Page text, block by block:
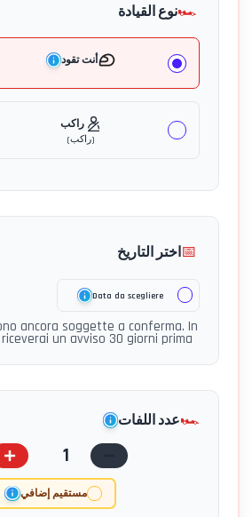
🏎️نوع القيادة
أنت تقود
راكب
(راكب)
📅اختر التاريخ
Data da scegliere
ancora soggette a conferma. In
un avviso 30 giorni prima.
🏎️عدد اللفات
1
مستقيم إضافي